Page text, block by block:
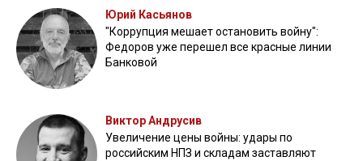
Юрий Касьянов
"Коррупция мешает остановить войну":
Федоров уже перешел все красные линии
Банковой
Виктор Андрусив
Увеличение цены войны: удары по
российским НПЗ и складам заставляют